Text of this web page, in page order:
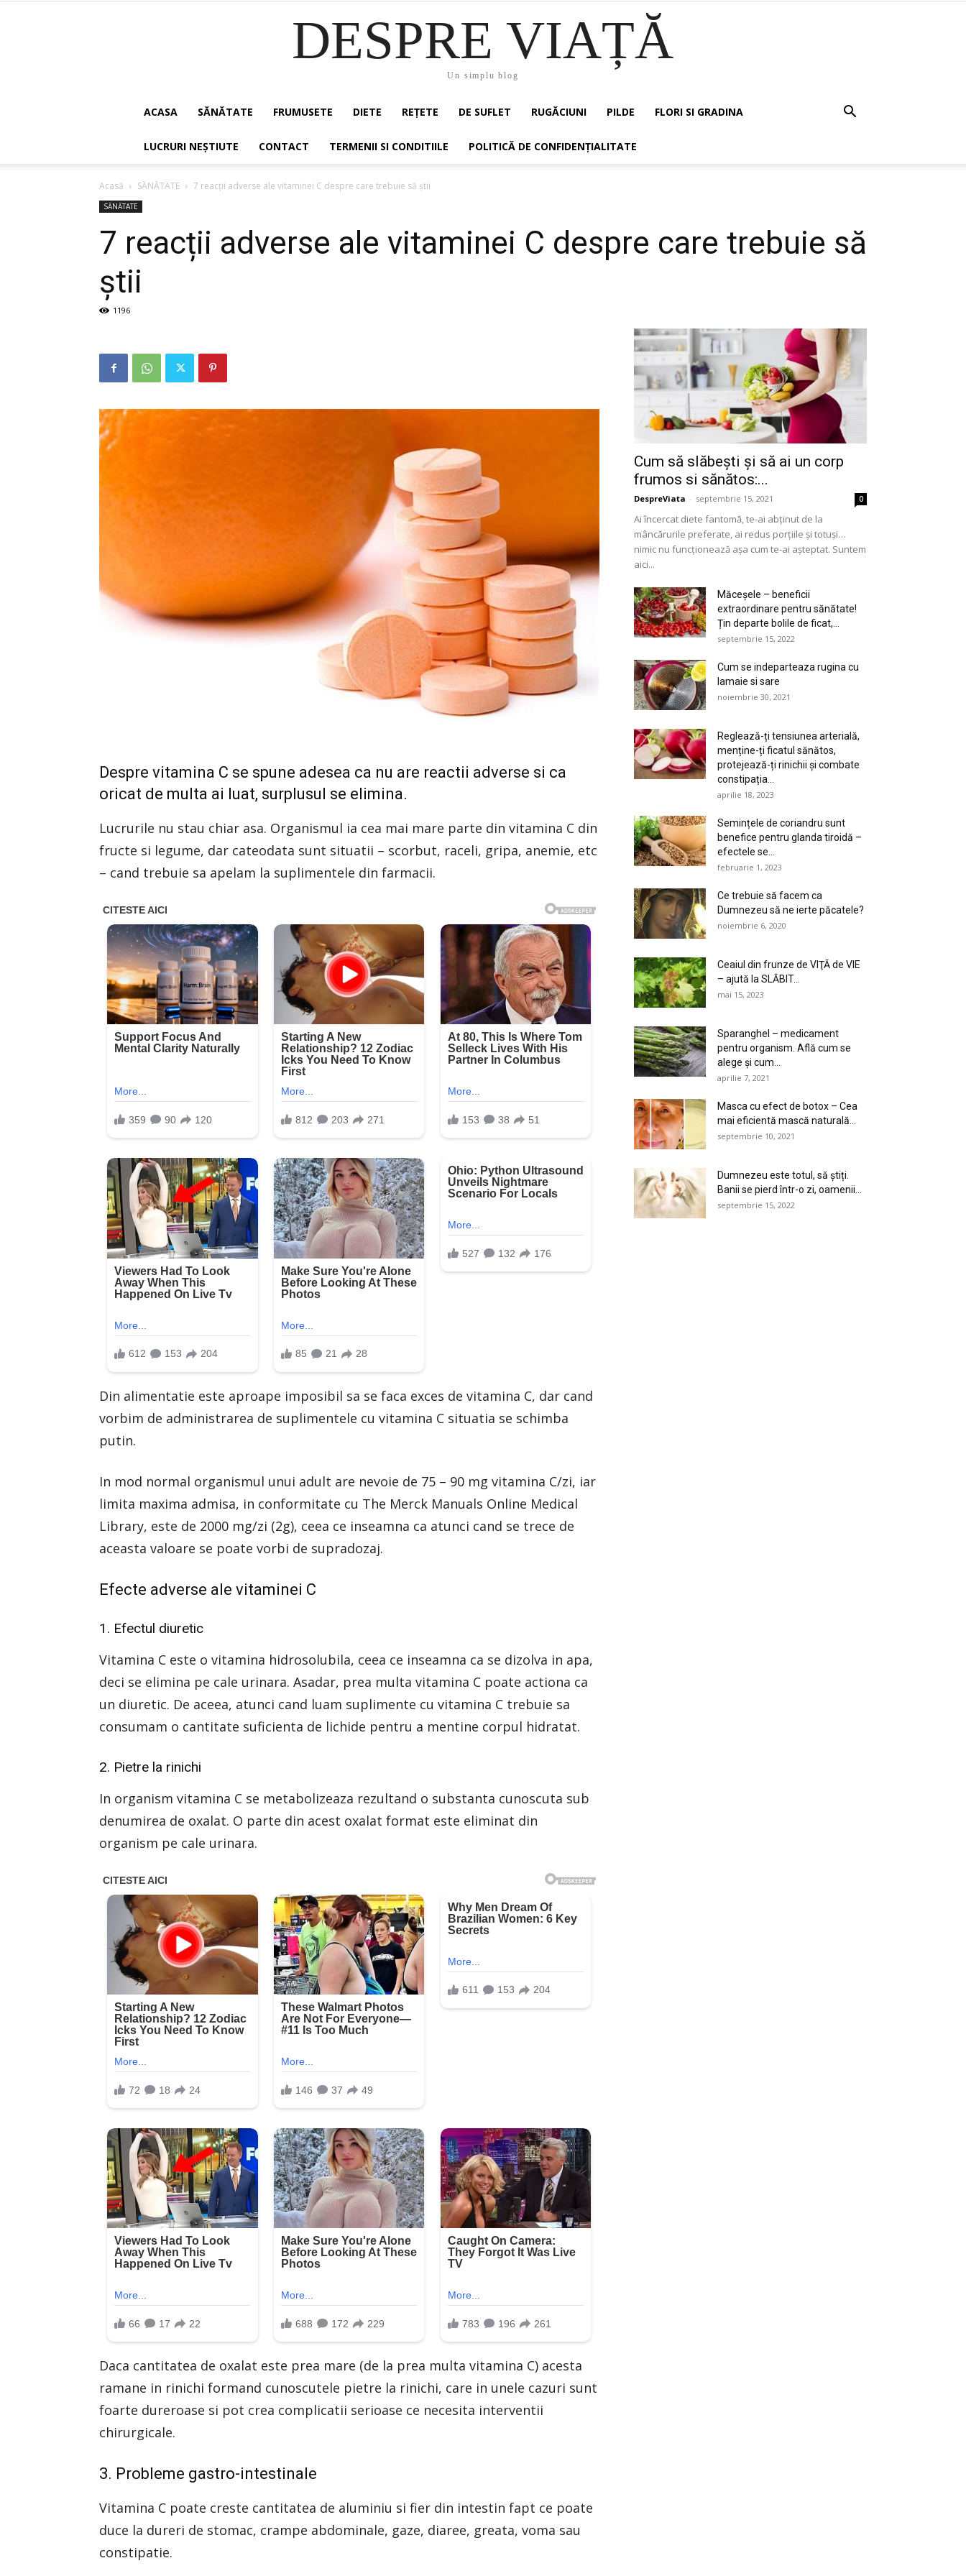
DESPRE VIAȚĂ
Un simplu blog
ACASA SĂNĂTATE FRUMUSETE DIETE REȚETE DE SUFLET RUGĂCIUNI PILDE FLORI SI GRADINA
LUCRURI NEȘTIUTE CONTACT TERMENII SI CONDITIILE POLITICĂ DE CONFIDENȚIALITATE
Acasă SĂNĂTATE 7 reacții adverse ale vitaminei C despre care trebuie să știi
SĂNĂTATE
7 reacții adverse ale vitaminei C despre care trebuie să
știi
1196
Despre vitamina C se spune adesea ca nu are reactii adverse si ca
oricat de multa ai luat, surplusul se elimina.
Lucrurile nu stau chiar asa. Organismul ia cea mai mare parte din vitamina C din
fructe si legume, dar cateodata sunt situatii – scorbut, raceli, gripa, anemie, etc
– cand trebuie sa apelam la suplimentele din farmacii.
Din alimentatie este aproape imposibil sa se faca exces de vitamina C, dar cand
vorbim de administrarea de suplimentele cu vitamina C situatia se schimba
putin.
In mod normal organismul unui adult are nevoie de 75 – 90 mg vitamina C/zi, iar
limita maxima admisa, in conformitate cu The Merck Manuals Online Medical
Library, este de 2000 mg/zi (2g), ceea ce inseamna ca atunci cand se trece de
aceasta valoare se poate vorbi de supradozaj.
Efecte adverse ale vitaminei C
1. Efectul diuretic
Vitamina C este o vitamina hidrosolubila, ceea ce inseamna ca se dizolva in apa,
deci se elimina pe cale urinara. Asadar, prea multa vitamina C poate actiona ca
un diuretic. De aceea, atunci cand luam suplimente cu vitamina C trebuie sa
consumam o cantitate suficienta de lichide pentru a mentine corpul hidratat.
2. Pietre la rinichi
In organism vitamina C se metabolizeaza rezultand o substanta cunoscuta sub
denumirea de oxalat. O parte din acest oxalat format este eliminat din
organism pe cale urinara.
Daca cantitatea de oxalat este prea mare (de la prea multa vitamina C) acesta
ramane in rinichi formand cunoscutele pietre la rinichi, care in unele cazuri sunt
foarte dureroase si pot crea complicatii serioase ce necesita interventii
chirurgicale.
3. Probleme gastro-intestinale
Vitamina C poate creste cantitatea de aluminiu si fier din intestin fapt ce poate
duce la dureri de stomac, crampe abdominale, gaze, diaree, greata, voma sau
constipatie.
Cum să slăbești și să ai un corp
frumos si sănătos:...
DespreViata - septembrie 15, 2021 0
Ai încercat diete fantomă, te-ai abținut de la
mâncărurile preferate, ai redus porțiile și totuși…
nimic nu funcționează așa cum te-ai așteptat. Suntem
aici...
Măceșele – beneficii
extraordinare pentru sănătate!
Țin departe bolile de ficat,...
septembrie 15, 2022
Cum se indeparteaza rugina cu
lamaie si sare
noiembrie 30, 2021
Reglează-ți tensiunea arterială,
menține-ți ficatul sănătos,
protejează-ți rinichii și combate
constipația...
aprilie 18, 2023
Semințele de coriandru sunt
benefice pentru glanda tiroidă –
efectele se...
februarie 1, 2023
Ce trebuie să facem ca
Dumnezeu să ne ierte păcatele?
noiembrie 6, 2020
Ceaiul din frunze de VIŢĂ de VIE
– ajută la SLĂBIT...
mai 15, 2023
Sparanghel – medicament
pentru organism. Află cum se
alege și cum...
aprilie 7, 2021
Masca cu efect de botox – Cea
mai eficientă mască naturală...
septembrie 10, 2021
Dumnezeu este totul, să știți.
Banii se pierd într-o zi, oamenii...
septembrie 15, 2022